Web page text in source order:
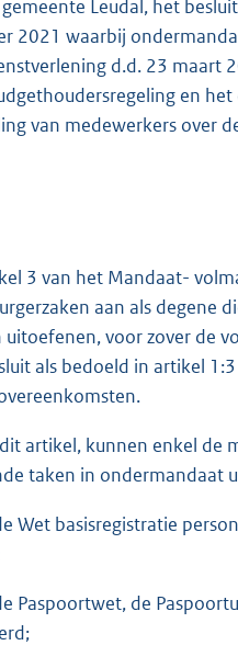
Leudal, het
2021 waarbij
d.d. 23 maart
en
van medewerkers over
3 van het Mandaat-
aan als degene
voor zover de
als bedoeld in artikel
artikel, kunnen enkel de
taken in ondermandaat
basisregistratie
Paspoortwet, de